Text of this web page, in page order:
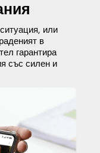
или
в
гарантира
със силен и